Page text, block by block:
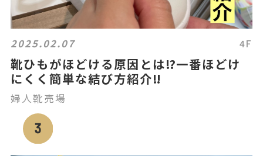
2025.02.07 4F
靴ひもがほどける原因とは⁉️一番ほどけ
にくく簡単な結び方紹介‼️
婦人靴売場